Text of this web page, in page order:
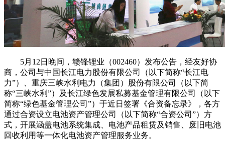
5月12日晚间，赣锋锂业（002460）发布公告，经友好协
商，公司与中国长江电力股份有限公司（以下简称“长江电
力”）、重庆三峡水利电力（集团）股份有限公司（以下简
称“三峡水利”）及长江绿色发展私募基金管理有限公司（以下
简称“绿色基金管理公司”）于近日签署《合资备忘录》，各方
通过合资设立电池资产管理公司（以下简称“合资公司”）方
式，开展涵盖电池系统集成、电池产品租赁及销售、废旧电池
回收利用等一体化电池资产管理服务业务。